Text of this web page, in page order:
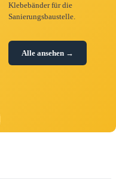
Klebebänder für die
Sanierungsbaustelle.
Alle ansehen →